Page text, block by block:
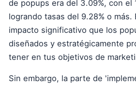
de popups era del 3.09%, con el
logrando tasas del 9.28% o más.
impacto significativo que los
diseñados y estratégicamente
tener en tus objetivos de
Sin embargo, la parte de